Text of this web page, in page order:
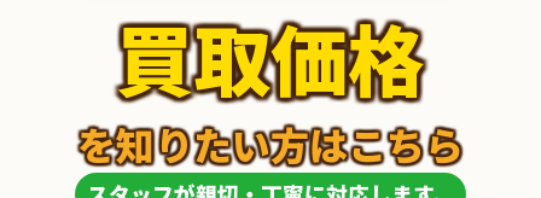
買取価格
を知りたい方はこちら